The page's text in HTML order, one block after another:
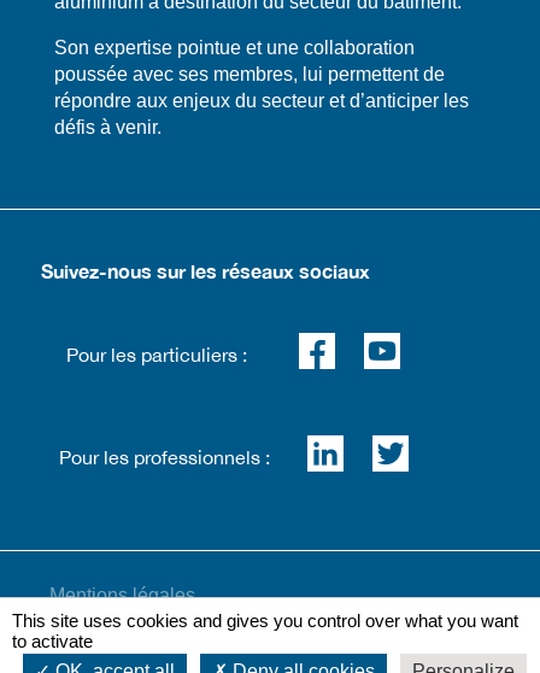
​​Son expertise pointue et une collaboration
poussée avec ses membres, lui permettent de
répondre aux enjeux du secteur et d’anticiper les
défis à venir.
Suivez-nous sur les réseaux sociaux
Pour les particuliers :
Pour les professionnels :
Mentions légales
This site uses cookies and gives you control over what you want
to activate